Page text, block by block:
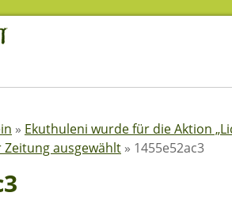
» Ekuthuleni wurde für die Aktion
ausgewählt » 1455e52ac3